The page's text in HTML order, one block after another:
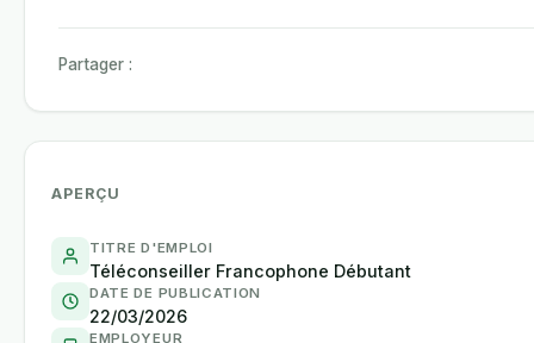
Partager :
APERÇU
TITRE D'EMPLOI
Téléconseiller Francophone Débutant
DATE DE PUBLICATION
22/03/2026
EMPLOYEUR